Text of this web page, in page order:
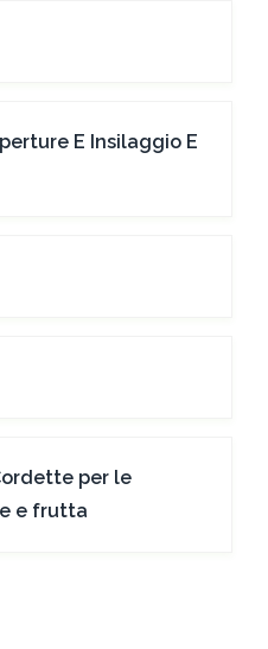
E Insilaggio E
per le
e frutta